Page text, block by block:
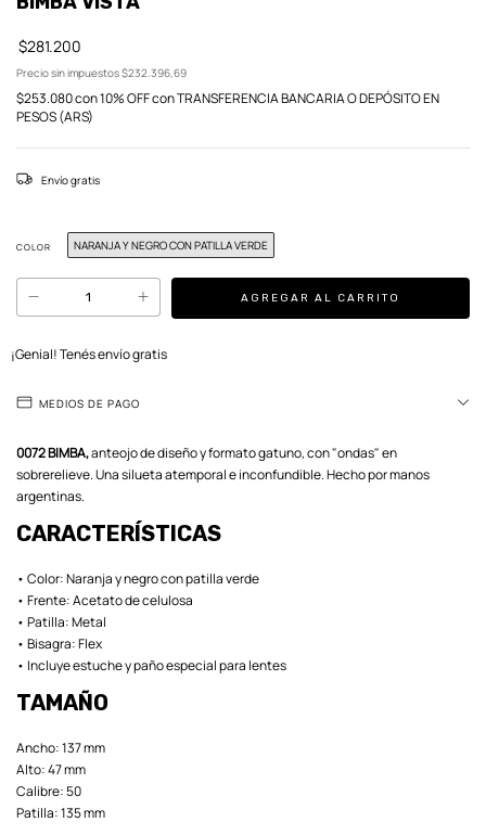
$281.200
Precio sin impuestos$232.396,69
$253.080con10% OFF con TRANSFERENCIA BANCARIA O DEPÓSITO EN
PESOS (ARS)
Envío gratis
COLOR NARANJA Y NEGRO CON PATILLA VERDE
¡Genial! Tenés envío gratis
MEDIOS DE PAGO
0072 BIMBA,anteojo de diseño y formato gatuno, con "ondas" en
sobrerelieve. Una silueta atemporal e inconfundible. Hecho por manos
argentinas.
CARACTERÍSTICAS
• Color: Naranja y negro con patilla verde
• Frente: Acetato de celulosa
• Patilla: Metal
• Bisagra: Flex
• Incluye estuche y paño especial para lentes
TAMAÑO
Ancho: 137 mm
Alto: 47 mm
Calibre: 50
Patilla: 135 mm